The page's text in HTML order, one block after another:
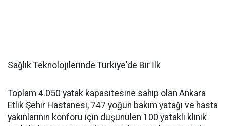
Sağlık Teknolojilerinde Türkiye'de Bir İlk
Toplam 4.050 yatak kapasitesine sahip olan Ankara
Etlik Şehir Hastanesi, 747 yoğun bakım yatağı ve hasta
yakınlarının konforu için düşünülen 100 yataklı klinik